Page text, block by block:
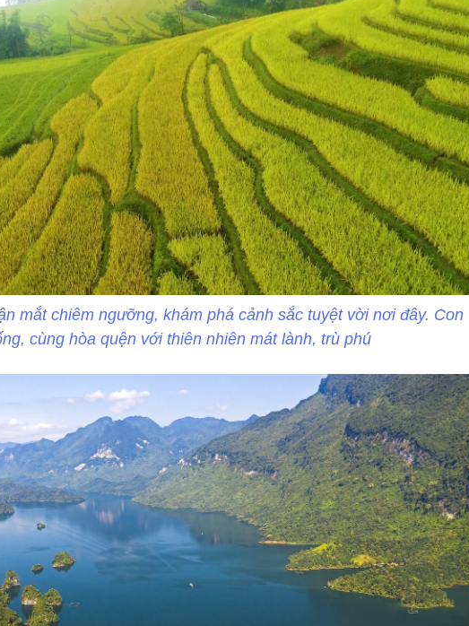
mắt chiêm ngưỡng, khám phá cảnh sắc tuyệt vời nơi đây. Con
cùng hòa quện với thiên nhiên mát lành, trù phú